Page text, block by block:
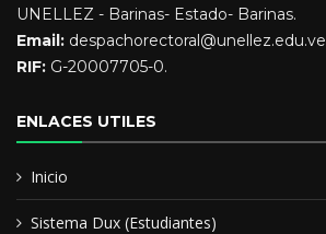
UNELLEZ - Barinas- Estado- Barinas.
Email: despachorectoral@unellez.edu.ve
RIF: G-20007705-0.
ENLACES UTILES
Inicio
Sistema Dux (Estudiantes)